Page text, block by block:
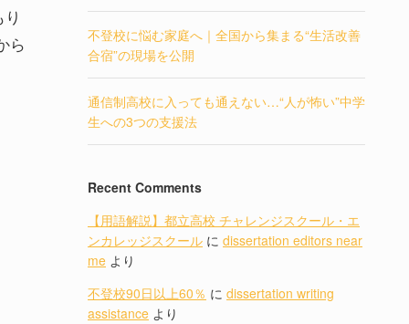
ら
不登校に悩む家庭へ｜全国から集まる“生活改善
合宿”の現場を公開
通信制高校に入っても通えない…“人が怖い”中学
生への3つの支援法
Recent Comments
【用語解説】都立高校 チャレンジスクール・エ
ンカレッジスクール に dissertation editors near
me より
不登校90日以上60％ に dissertation writing
assistance より